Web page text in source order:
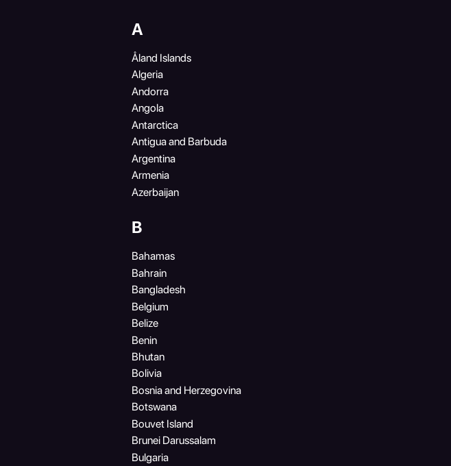
A
Åland Islands
Algeria
Andorra
Angola
Antarctica
Antigua and Barbuda
Argentina
Armenia
Azerbaijan
​B
Bahamas
Bahrain
Bangladesh
Belgium
Belize
Benin
Bhutan
Bolivia
Bosnia and Herzegovina
Botswana
Bouvet Island
Brunei Darussalam
Bulgaria